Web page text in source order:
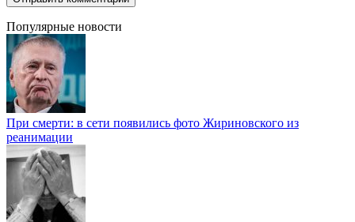
Популярные новости
При смерти: в сети появились фото Жириновского из
реанимации